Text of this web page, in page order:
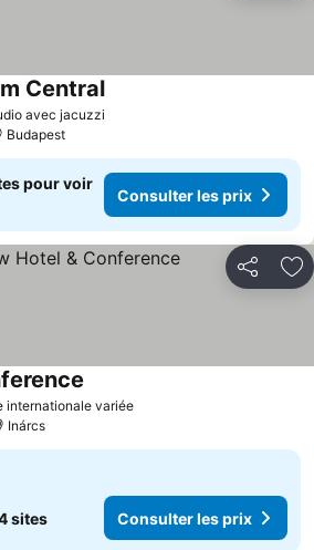
avec jacuzzi
CentralConsulter les prix
Budapest
pour voir
Consulter les prix
Partager
internationale variéeConsulter les prix
Inárcs
sites Consulter les prix